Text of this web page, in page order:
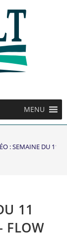
MENU
: SEMAINE DU 11
11
FLOW